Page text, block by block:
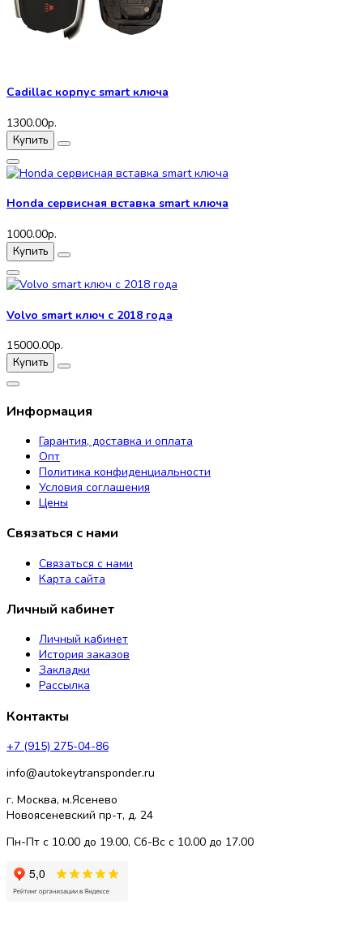
Cadillac корпус smart ключа
1300.00р.
Купить
Honda сервисная вставка smart ключа
1000.00р.
Купить
Volvo smart ключ с 2018 года
15000.00р.
Купить
Информация
Гарантия, доставка и оплата
Опт
Политика конфиденциальности
Условия соглашения
Цены
Связаться с нами
Связаться с нами
Карта сайта
Личный кабинет
Личный кабинет
История заказов
Закладки
Рассылка
Контакты
+7 (915) 275-04-86
info@autokeytransponder.ru
г. Москва, м.Ясенево
Новоясеневский пр-т, д. 24
Пн-Пт с 10.00 до 19.00, Сб-Вс с 10.00 до 17.00